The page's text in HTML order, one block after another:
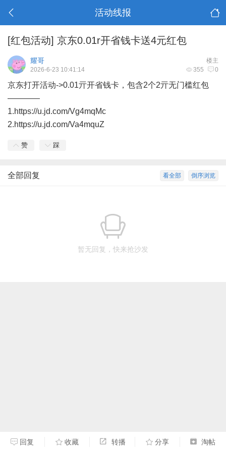
活动线报
[红包活动] 京东0.01r开省钱卡送4元红包
楼主
耀哥
355 0
2026-6-23 10:41:14
京东打开活动->0.01亓开省钱卡，包含2个2亓无门槛红包
————
1.https://u.jd.com/Vg4mqMc
2.https://u.jd.com/Va4mquZ
赞 踩
倒序浏览
看全部
全部回复
暂无回复，快来抢沙发
回复 收藏 转播 分享 淘帖